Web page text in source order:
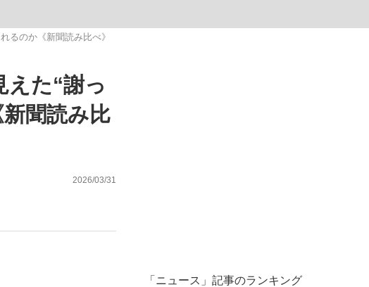
るのか《新聞読み比べ》
えた“謝っ
聞読み比
2026/03/31
「ニュース」記事のランキング